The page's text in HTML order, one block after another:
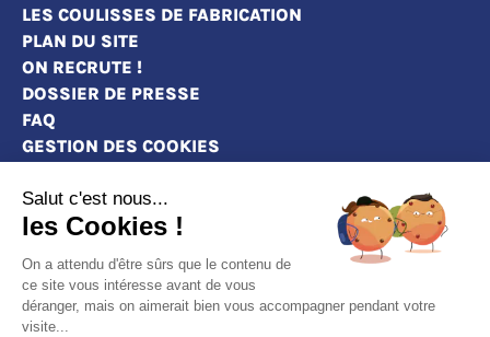
LES COULISSES DE FABRICATION
PLAN DU SITE
ON RECRUTE !
DOSSIER DE PRESSE
FAQ
GESTION DES COOKIES
MAGASINS
CONTACT
DEVENEZ REVENDEURS
Salut c'est nous...
les Cookies !
On a attendu d'être sûrs que le contenu de
ce site vous intéresse avant de vous
déranger, mais on aimerait bien vous accompagner pendant votre
visite...